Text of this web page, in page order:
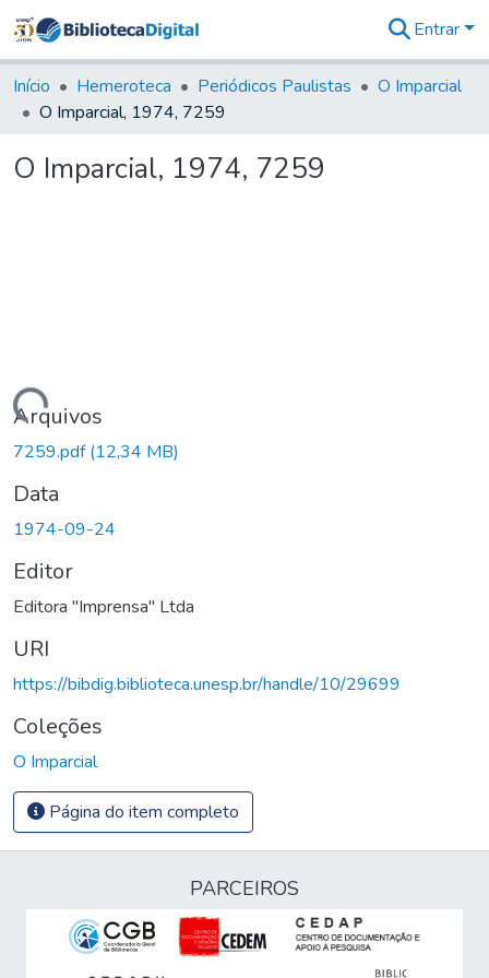
&
Coleções
Tudo na
Digital
Entrar
Início Hemeroteca Periódicos Paulistas
O Imparcial
O Imparcial, 1974, 7259
O Imparcial, 1974, 7259
Carregando...
Arquivos
7259.pdf(12,34 MB)
Data
1974-09-24
Editor
Editora "Imprensa" Ltda
URI
https://bibdig.biblioteca.unesp.br/handle/10/29699
Coleções
O Imparcial
Página do item completo
PARCEIROS